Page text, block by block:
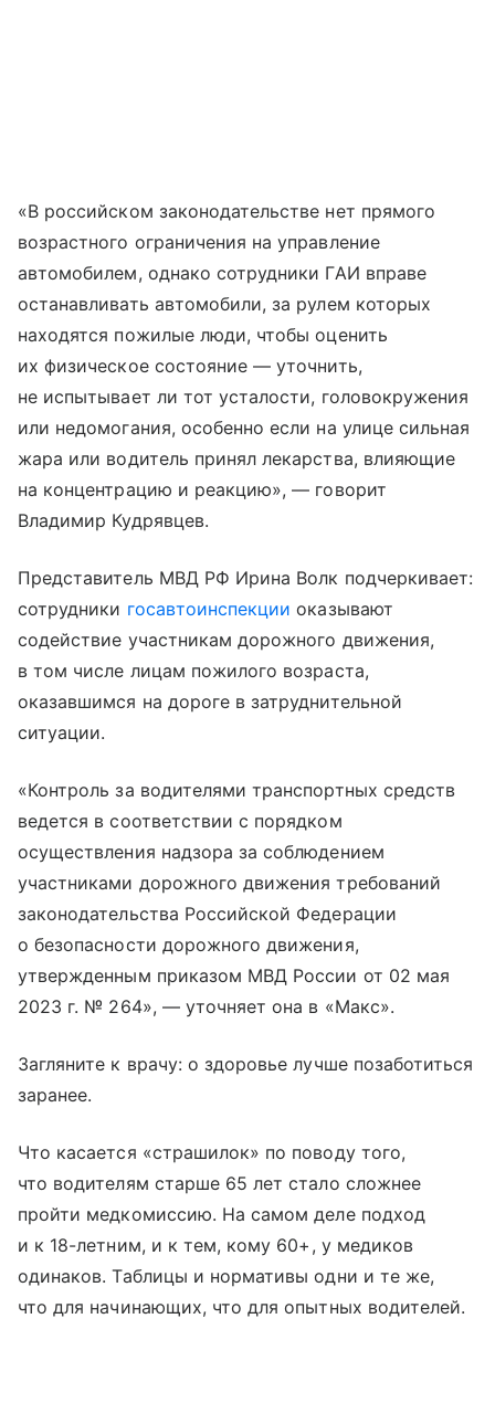
«В российском законодательстве нет прямого
возрастного ограничения на управление
автомобилем, однако сотрудники ГАИ вправе
останавливать автомобили, за рулем которых
находятся пожилые люди, чтобы оценить
их физическое состояние — уточнить,
не испытывает ли тот усталости, головокружения
или недомогания, особенно если на улице сильная
жара или водитель принял лекарства, влияющие
на концентрацию и реакцию», — говорит
Владимир Кудрявцев.
Представитель МВД РФ Ирина Волк подчеркивает:
сотрудники госавтоинспекции оказывают
содействие участникам дорожного движения,
в том числе лицам пожилого возраста,
оказавшимся на дороге в затруднительной
ситуации.
«Контроль за водителями транспортных средств
ведется в соответствии с порядком
осуществления надзора за соблюдением
участниками дорожного движения требований
законодательства Российской Федерации
о безопасности дорожного движения,
утвержденным приказом МВД России от 02 мая
2023 г. № 264», — уточняет она в «Макс».
Загляните к врачу: о здоровье лучше позаботиться
заранее.
Что касается «страшилок» по поводу того,
что водителям старше 65 лет стало сложнее
пройти медкомиссию. На самом деле подход
и к 18-летним, и к тем, кому 60+, у медиков
одинаков. Таблицы и нормативы одни и те же,
что для начинающих, что для опытных водителей.